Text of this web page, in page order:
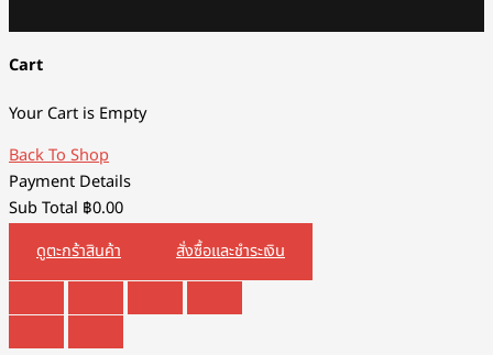
Cart
Your Cart is Empty
Back To Shop
Payment Details
Sub Total ฿0.00
ดูตะกร้าสินค้า
สั่งซื้อและชำระเงิน